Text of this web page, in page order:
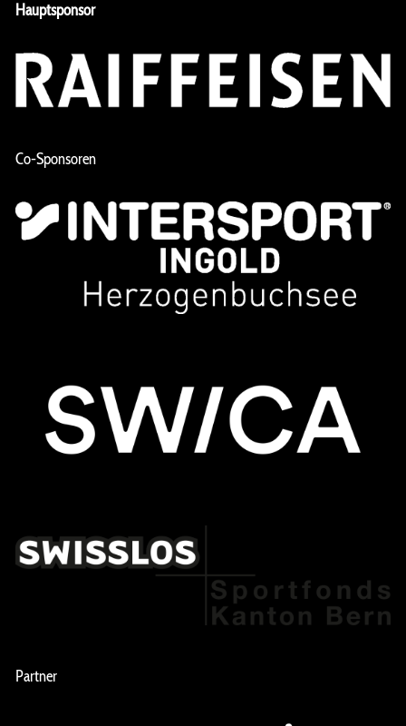
Hauptsponsor
Co-Sponsoren
Partner